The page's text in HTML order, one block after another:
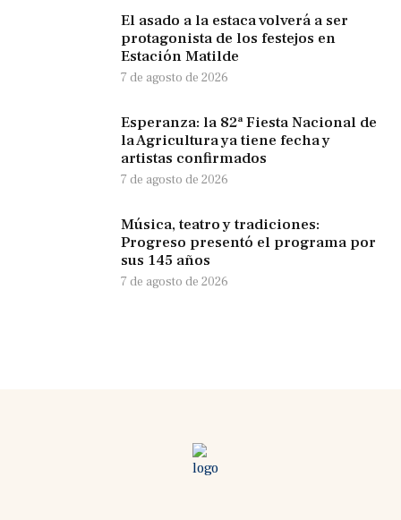
El asado a la estaca volverá a ser
protagonista de los festejos en
Estación Matilde
7 de agosto de 2026
Esperanza: la 82ª Fiesta Nacional de
la Agricultura ya tiene fecha y
artistas confirmados
7 de agosto de 2026
Música, teatro y tradiciones:
Progreso presentó el programa por
sus 145 años
7 de agosto de 2026